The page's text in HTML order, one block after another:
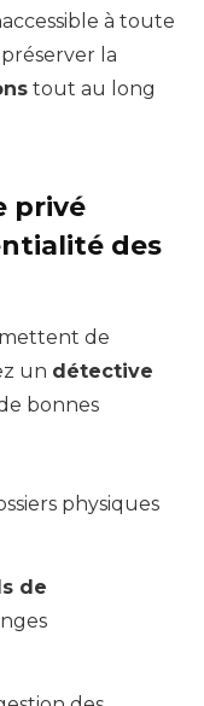
à toute
la
tout au long
privé
des
de
un détective
bonnes
physiques
de